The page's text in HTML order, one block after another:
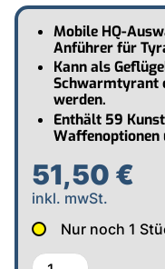
Mobile HQ-
Anführer für
Kann als
Schwarmtyrant
werden.
Enthält 59
Waffenoptionen
51,50 €
inkl. mwSt.
Nur noch 1